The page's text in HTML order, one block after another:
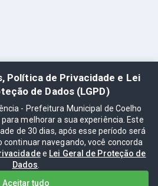
Política de Privacidade e Lei
de Dados (LGPD)
- Prefeitura Municipal de Coelho
melhorar a sua experiência. Este
de 30 dias, após esse período será
continuar navegando, você concorda
e Lei Geral de Proteção de
Dados
Aceitar tudo